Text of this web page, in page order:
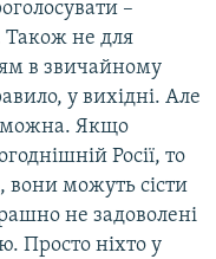
–
Також не для
в звичайному
у вихідні. Але
можна. Якщо
Росії, то
можуть сісти
не задоволені
Просто ніхто у